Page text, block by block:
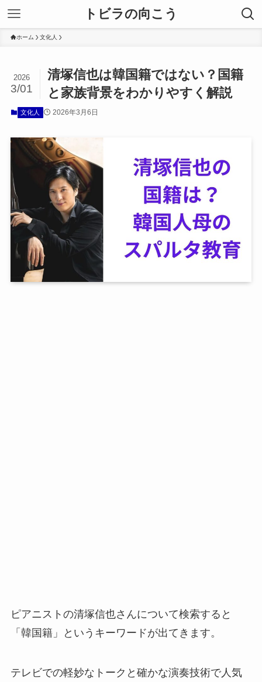
トビラの向こう
ホーム 文化人
清塚信也は韓国籍ではない？国籍
と家族背景をわかりやすく解説
2026
3/01
文化人 2026年3月6日
ピアニストの清塚信也さんについて検索すると
「韓国籍」というキーワードが出てきます。
テレビでの軽妙なトークと確かな演奏技術で人気